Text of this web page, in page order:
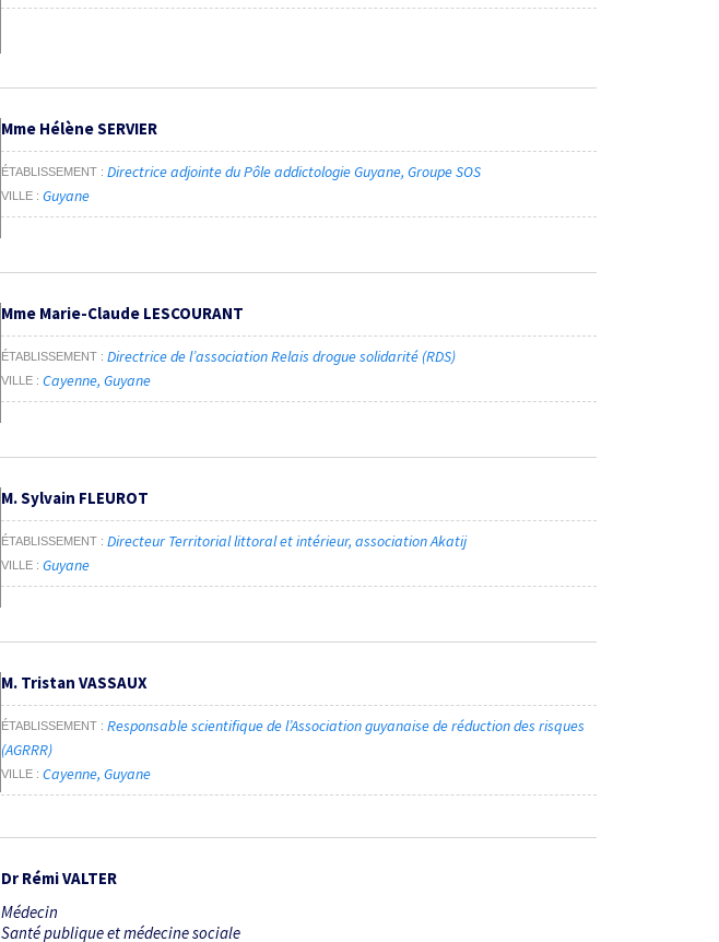
Mme Hélène SERVIER
ÉTABLISSEMENT Directrice adjointe du Pôle addictologie Guyane, Groupe SOS
VILLE Guyane
Mme Marie-Claude LESCOURANT
ÉTABLISSEMENT Directrice de l’association Relais drogue solidarité (RDS)
VILLE Cayenne, Guyane
M. Sylvain FLEUROT
ÉTABLISSEMENT Directeur Territorial littoral et intérieur, association Akatij
VILLE Guyane
M. Tristan VASSAUX
ÉTABLISSEMENT
Responsable scientifique de l’Association guyanaise de réduction des risques
(AGRRR)
VILLE Cayenne, Guyane
Dr Rémi VALTER
Médecin
Santé publique et médecine sociale